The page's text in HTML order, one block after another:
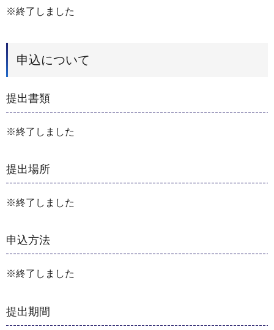
※終了しました
申込について
提出書類
※終了しました
提出場所
※終了しました
申込方法
※終了しました
提出期間